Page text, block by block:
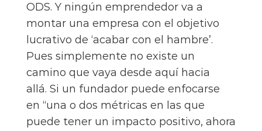
ODS. Y ningún emprendedor va a
montar una empresa con el objetivo
lucrativo de ‘acabar con el hambre’.
Pues simplemente no existe un
camino que vaya desde aquí hacia
allá. Si un fundador puede enfocarse
en “una o dos métricas en las que
puede tener un impacto positivo, ahora